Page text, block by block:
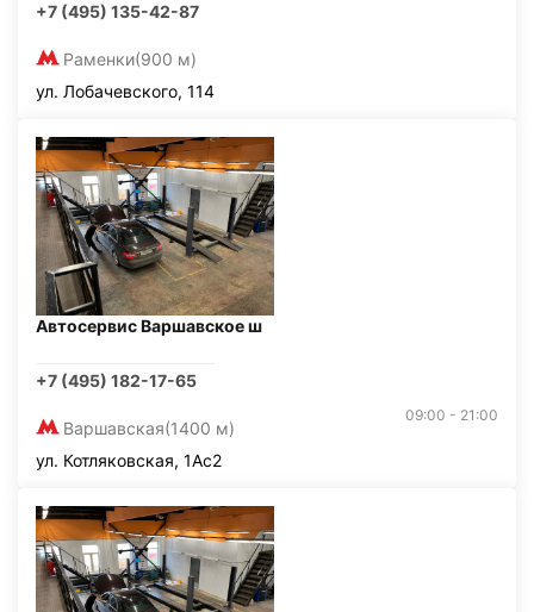
+7 (495) 135-42-87
Раменки(900 м)
ул. Лобачевского, 114
Автосервис Варшавское ш
+7 (495) 182-17-65
Варшавская(1400 м)
09:00 - 21:00
ул. Котляковская, 1Ас2